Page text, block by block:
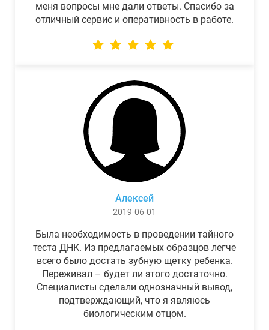
меня вопросы мне дали ответы. Спасибо за
отличный сервис и оперативность в работе.
Алексей
2019-06-01
Была необходимость в проведении тайного
теста ДНК. Из предлагаемых образцов легче
всего было достать зубную щетку ребенка.
Переживал – будет ли этого достаточно.
Специалисты сделали однозначный вывод,
подтверждающий, что я являюсь
биологическим отцом.